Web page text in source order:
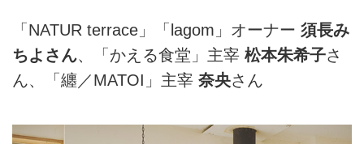
「NATUR terrace」「lagom」オーナー 須長み
ちよさん、「かえる食堂」主宰 松本朱希子さ
ん、「纏／MATOI」主宰 奈央さん